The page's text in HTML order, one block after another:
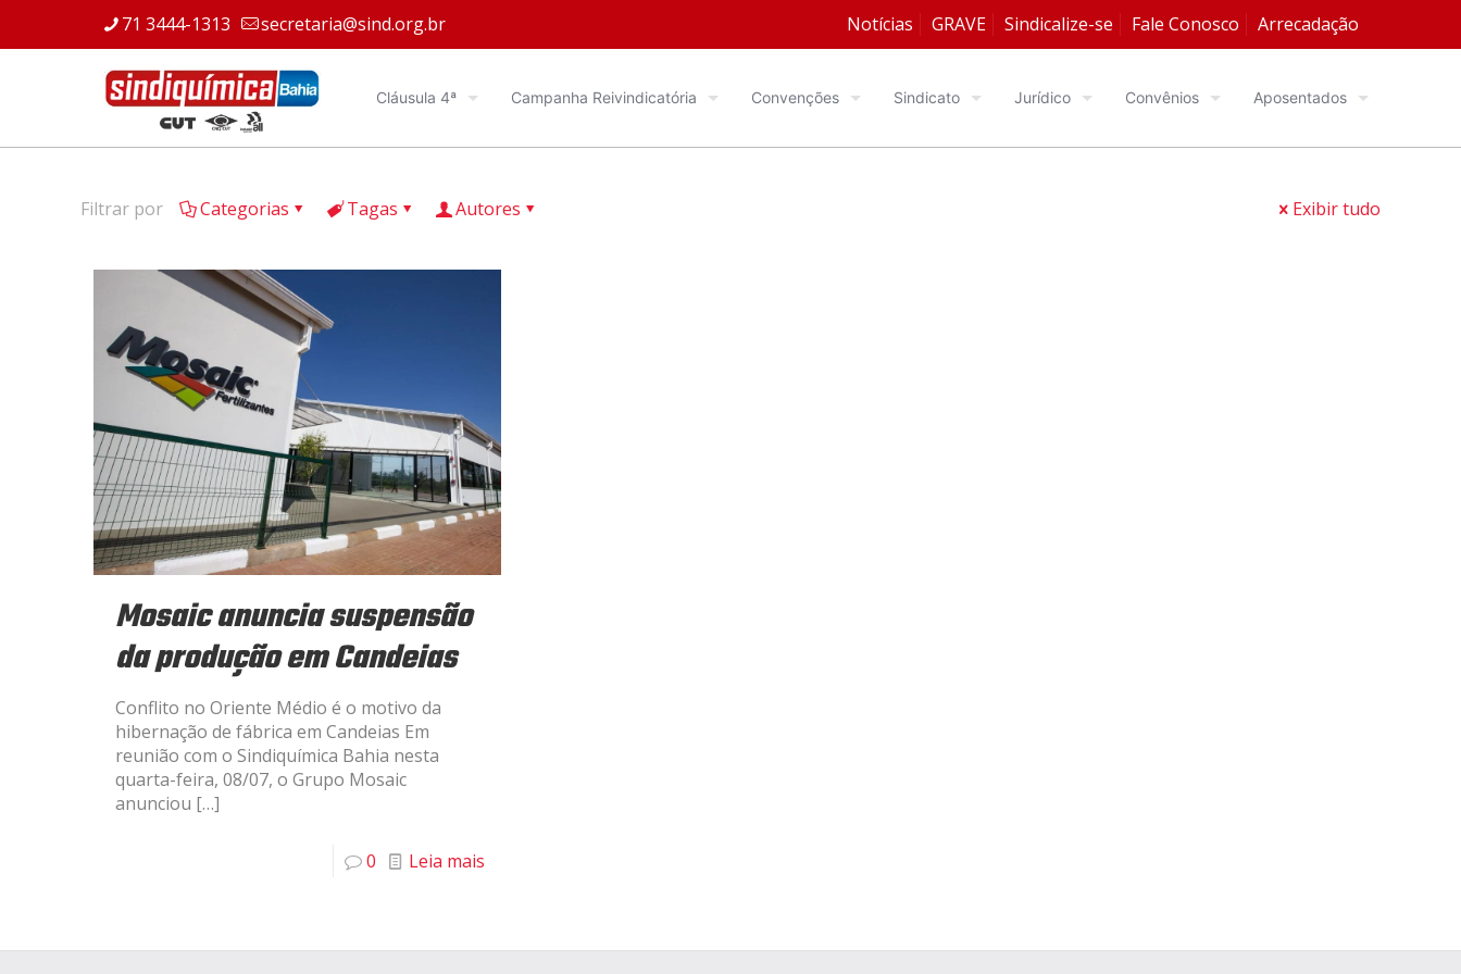
71 3444-1313 secretaria@sind.org.br Notícias GRAVE Sindicalize-se Fale Conosco Arrecadação
Cláusula 4ª Campanha Reivindicatória Convenções Sindicato Jurídico Convênios Aposentados
Filtrar por Categorias Tagas Autores Exibir tudo
Mosaic anuncia suspensão
da produção em Candeias
Conflito no Oriente Médio é o motivo da
hibernação de fábrica em Candeias Em
reunião com o Sindiquímica Bahia nesta
quarta-feira, 08/07, o Grupo Mosaic
anunciou […]
0 Leia mais